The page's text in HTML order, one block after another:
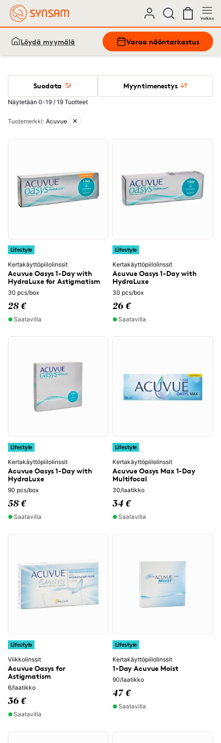
Valikko
Löydä myymälä Varaa näöntarkastus
Suodata Myyntimenestys
Näytetään 0-19 / 19 Tuotteet
Aktiiviset suodattimet
Tuotemerkki: Acuvue
Lifestyle
Kertakäyttöpiilolinssit
Acuvue Oasys 1-Day with
HydraLuxe for Astigmatism
30 pcs/box
28 €
Saatavilla
Lifestyle
Kertakäyttöpiilolinssit
Acuvue Oasys 1-Day with
HydraLuxe
30 pcs/box
26 €
Saatavilla
Lifestyle
Kertakäyttöpiilolinssit
Acuvue Oasys 1-Day with
HydraLuxe
90 pcs/box
58 €
Saatavilla
Lifestyle
Kertakäyttöpiilolinssit
Acuvue Oasys Max 1-Day
Multifocal
30/laatikko
34 €
Saatavilla
Lifestyle
Viikkolinssit
Acuvue Oasys for
Astigmatism
6/laatikko
36 €
Saatavilla
Lifestyle
Kertakäyttöpiilolinssit
1-Day Acuvue Moist
90/laatikko
47 €
Saatavilla